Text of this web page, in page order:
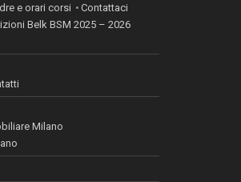
e orari corsi
Contattaci
Belk BSM 2025 – 2026
Milano